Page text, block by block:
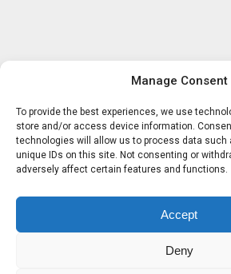
Manage Consent
To provide the best experiences, we use
store and/or access device information.
technologies will allow us to process data such
unique IDs on this site. Not consenting or
adversely affect certain features and functions.
Accept
Deny